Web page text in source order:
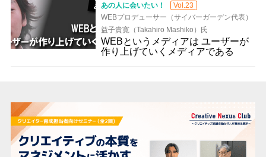
あの人に会いたい！
Vol.23
WEBプロデューサー（サイバーガーデン代表）
益子貴寛（Takahiro Mashiko）氏
WEBというメディアは ユーザーが
作り上げていくメディアである